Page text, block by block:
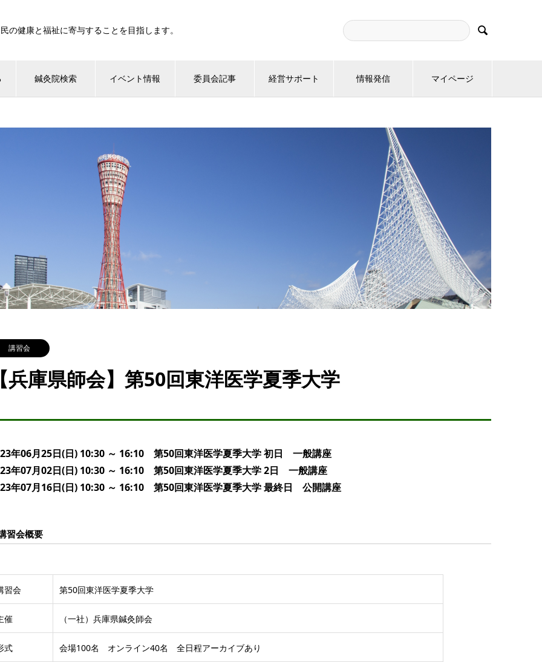
の健康と福祉に寄与することを目指します。 
鍼灸院検索 イベント情報 委員会記事 経営サポート 情報発信 マイページ
講習会
兵庫県師会】第50回東洋医学夏季大学
年06月25日(日) 10:30 ～ 16:10 第50回東洋医学夏季大学 初日 一般講座
年07月02日(日) 10:30 ～ 16:10 第50回東洋医学夏季大学 2日 一般講座
年07月16日(日) 10:30 ～ 16:10 第50回東洋医学夏季大学 最終日 公開講座
習会概要
習会 第50回東洋医学夏季大学
催 （一社）兵庫県鍼灸師会
式 会場100名 オンライン40名 全日程アーカイブあり